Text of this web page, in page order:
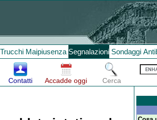
Trucchi Maipiusenza Segnalazioni Sondaggi
Contatti Accadde oggi Cerca